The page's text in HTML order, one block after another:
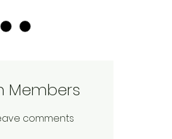
Members
comments